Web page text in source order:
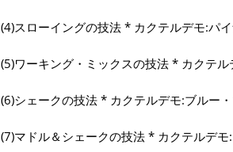
(4)スローイングの技法 * カクテルデモ:パ
(5)ワーキング・ミックスの技法 * カクテ
(6)シェークの技法 * カクテルデモ:ブルー
(7)マドル＆シェークの技法 * カクテルデ